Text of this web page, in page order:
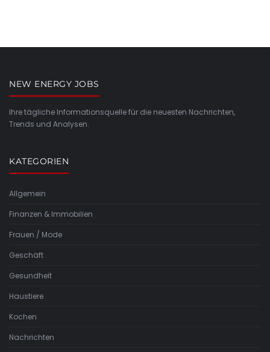
NEW ENERGY JOBS
Ihre tägliche Informationsquelle für die neuesten Nachrichten,
Trends und Analysen.
KATEGORIEN
Allgemein
Finanzen & Immobilien
Frauen / Mode
Geschäft
Gesundheit
Haustiere
Kochen
Nachrichten